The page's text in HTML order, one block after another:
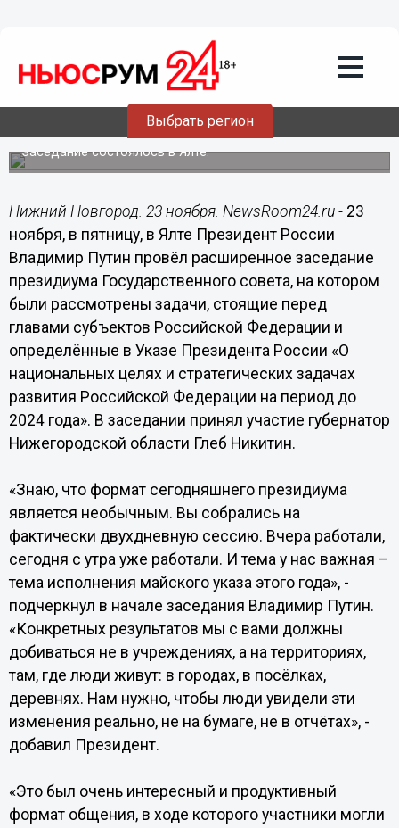
Выбрать регион
Глеб Никитин принял участие в
расширенном заседании президиума
Заседание состоялось в Ялте.
Нижний Новгород. 23 ноября. NewsRoom24.ru - 23
ноября, в пятницу, в Ялте Президент России
Владимир Путин провёл расширенное заседание
президиума Государственного совета, на котором
были рассмотрены задачи, стоящие перед
главами субъектов Российской Федерации и
определённые в Указе Президента России «О
национальных целях и стратегических задачах
развития Российской Федерации на период до
2024 года». В заседании принял участие губернатор
Нижегородской области Глеб Никитин.
«Знаю, что формат сегодняшнего президиума
является необычным. Вы собрались на
фактически двухдневную сессию. Вчера работали,
сегодня с утра уже работали. И тема у нас важная –
тема исполнения майского указа этого года», -
подчеркнул в начале заседания Владимир Путин.
«Конкретных результатов мы с вами должны
добиваться не в учреждениях, а на территориях,
там, где люди живут: в городах, в посёлках,
деревнях. Нам нужно, чтобы люди увидели эти
изменения реально, не на бумаге, не в отчётах», -
добавил Президент.
«Это был очень интересный и продуктивный
формат общения, в ходе которого участники могли